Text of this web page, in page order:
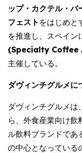
ップ・カクテル・バ
フェスト をはじめと
を推進し、スペイン
(Specialty Coffee
主催している。
ダヴィンチグルメに
ダヴィンチグルメは
ら、外食産業向け飲
ル飲料ブランドであ
の中心となっている